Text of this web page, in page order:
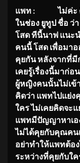
แพท : ไม่ค่ะ คือ
ในช่อง ยูทูป ชื่อ ว่
โสด ทีนี้นาฟ แนะ
คนนี้ โสด เพื่อมาอ
คุยกัน หลังจากที่มี
เคยรู้เรื่องนี้มาก่อน
ผู้หญิงคนนั้นไม่เข้
คิดว่า แพทไปแย่
ใคร ไม่เคยคิดจะ
แพทมีปัญญาหาเอ
ไม่ได้คุยกับคุณคนเ
อย่าทำให้แพทต้อ
ระหว่างที่คุยกับใ